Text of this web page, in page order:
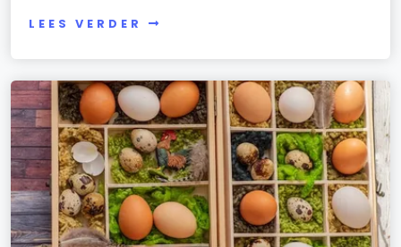
LEES VERDER